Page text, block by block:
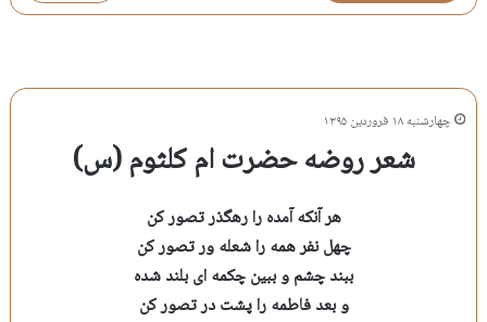
چهارشنبه ۱۸ فروردین ۱۳۹۵
شعر روضه حضرت ام کلثوم (س)
هر آنکه آمده را رهگذر تصور کن
چهل نفر همه را شعله ور تصور کن
ببند چشم و ببین چکمه ای بلند شده
و بعد فاطمه را پشت در تصور کن